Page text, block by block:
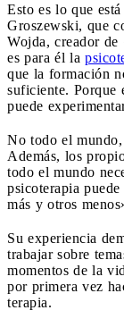
Esto es lo que
Groszewski, que
Wojda, creador
es para él la
que la formación
suficiente. Porque
puede
No todo el mundo,
Además, los
todo el mundo
psicoterapia
más y otros
Su experiencia
trabajar sobre
momentos de la
por primera vez
terapia.